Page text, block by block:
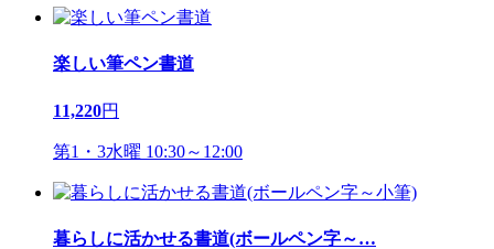
楽しい筆ペン書道
11,220円
第1・3水曜 10:30～12:00
暮らしに活かせる書道(ボールペン字～…